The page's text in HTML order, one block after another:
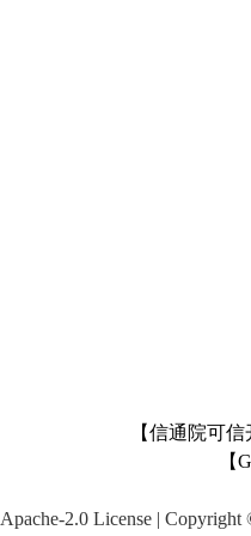
【信通院可
【
Apache-2.0 License |